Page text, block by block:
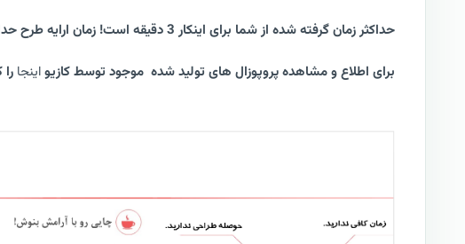
حداکثر زمان گرفته شده از شما برای اینکار 3 دقیقه است! زمان ارایه طرح حداکثر دوهفته کاری.
برای اطلاع و مشاهده پروپوزال های تولید شده موجود توسط کازیواینجا